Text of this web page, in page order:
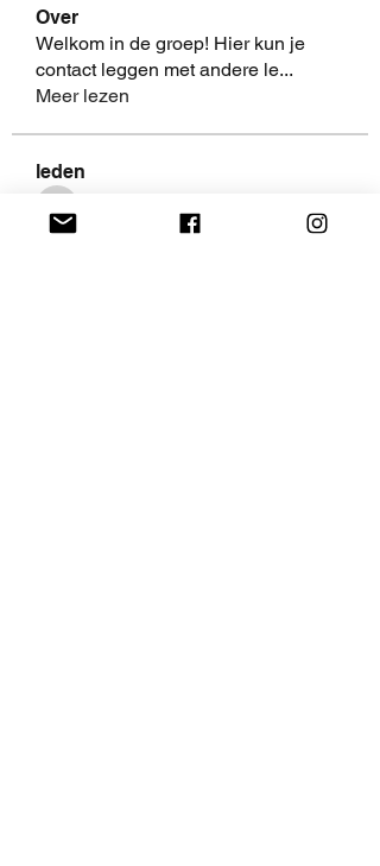
Over
Welkom in de groep! Hier kun je
contact leggen met andere le...
Meer lezen
leden
AaliyahEvanss